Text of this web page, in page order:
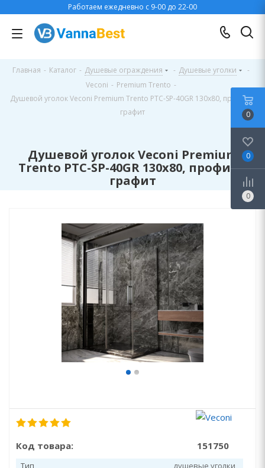
Работаем ежедневно с 9-00 до 22-00
Главная - Каталог - Душевые ограждения - Душевые уголки
-
Veconi - Premium Trento -
Душевой уголок Veconi Premium Trento PTC-SP-40GR 130x80, профиль
графит
Душевой уголок Veconi Premium
Trento PTC-SP-40GR 130x80, профиль
графит
Код товара: 151750
Тип
душевые уголки
0
0
0